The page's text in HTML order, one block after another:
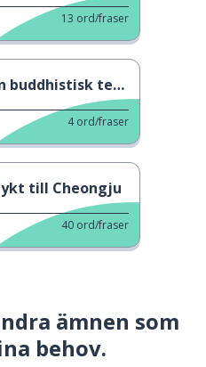
13 ord/fraser
tempel
4 ord/fraser
till Cheongju
40 ord/fraser
ämnen som
behov.